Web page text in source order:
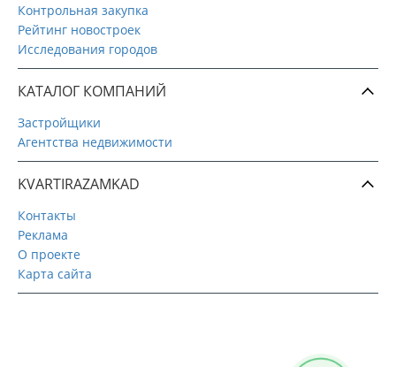
Контрольная закупка
Рейтинг новостроек
Исследования городов
КАТАЛОГ КОМПАНИЙ
Застройщики
Агентства недвижимости
KVARTIRAZAMKAD
Контакты
Реклама
О проекте
Карта сайта